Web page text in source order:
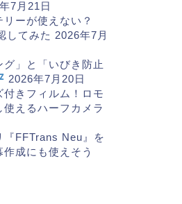
7月21日
ーが使えない？
してみた 2026年7月
」と「いびき防止
2026年7月20日
きフィルム！ロモ
えるハーフカメラ
『FFTrans Neu』を
成にも使えそう